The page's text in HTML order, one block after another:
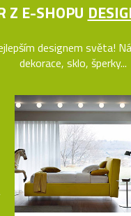
Z E-SHOPU
designem světa!
dekorace, sklo, šperky...